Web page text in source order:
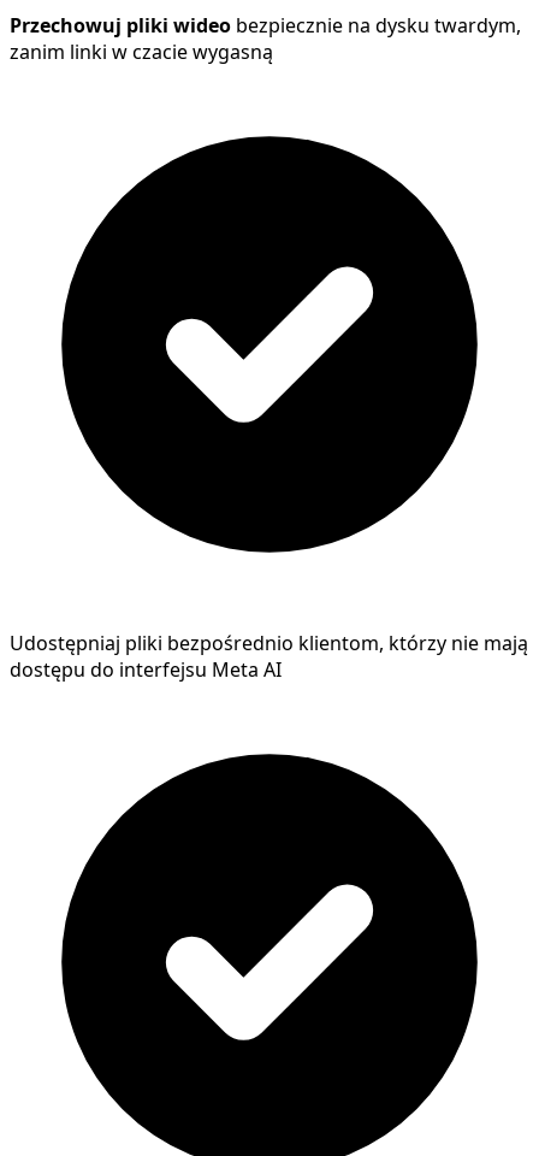
Przechowuj pliki wideo bezpiecznie na dysku twardym,
zanim linki w czacie wygasną
Udostępniaj pliki bezpośrednio klientom, którzy nie mają
dostępu do interfejsu Meta AI